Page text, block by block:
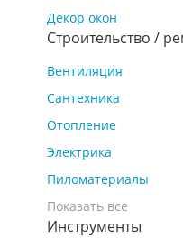
Декор окон
Строительство /
Вентиляция
Сантехника
Отопление
Электрика
Пиломатериалы
Показать все
Инструменты